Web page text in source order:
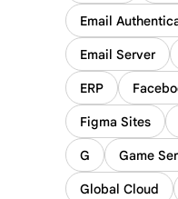
Email
Email Server
ERP
Figma Sites
G Game
Global Cloud